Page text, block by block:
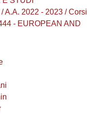
A.A. 2022 - 2023 / Corsi
- EUROPEAN AND